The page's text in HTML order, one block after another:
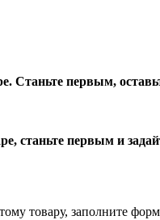
Станьте первым,
станьте первым и
товару, заполните